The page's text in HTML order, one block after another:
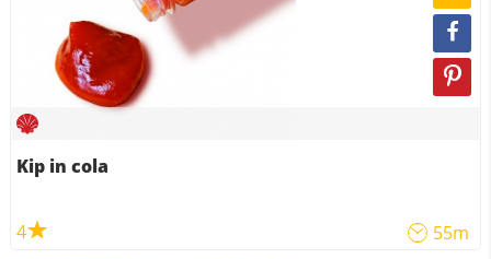
Kip in cola
4 55m